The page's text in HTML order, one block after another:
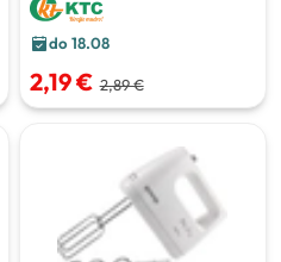
do 18.08
2,19 € 2,89 €